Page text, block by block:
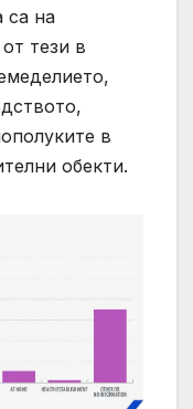
са на
тези в
в
обекти.